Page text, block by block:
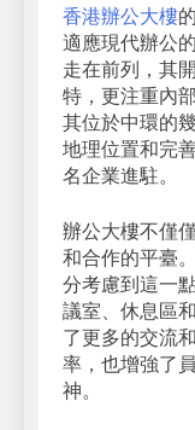
香港辦公大樓
適應現代辦公
走在前列，其
特，更注重內
其位於中環的
地理位置和完
名企業進駐。
辦公大樓不僅
和合作的平臺
分考慮到這一
議室、休息區
了更多的交流
率，也增強了
神。